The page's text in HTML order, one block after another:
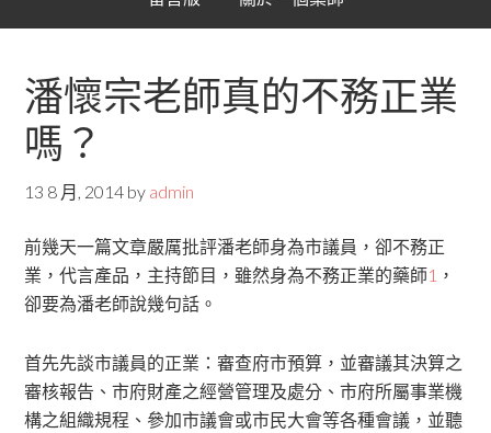
潘懷宗老師真的不務正業
嗎？
13 8 月, 2014 by admin
前幾天一篇文章嚴厲批評潘老師身為市議員，卻不務正
業，代言產品，主持節目，雖然身為不務正業的藥師1 ，
卻要為潘老師說幾句話。
首先先談市議員的正業：審查府市預算，並審議其決算之
審核報告、市府財產之經營管理及處分、市府所屬事業機
構之組織規程、參加市議會或市民大會等各種會議，並聽